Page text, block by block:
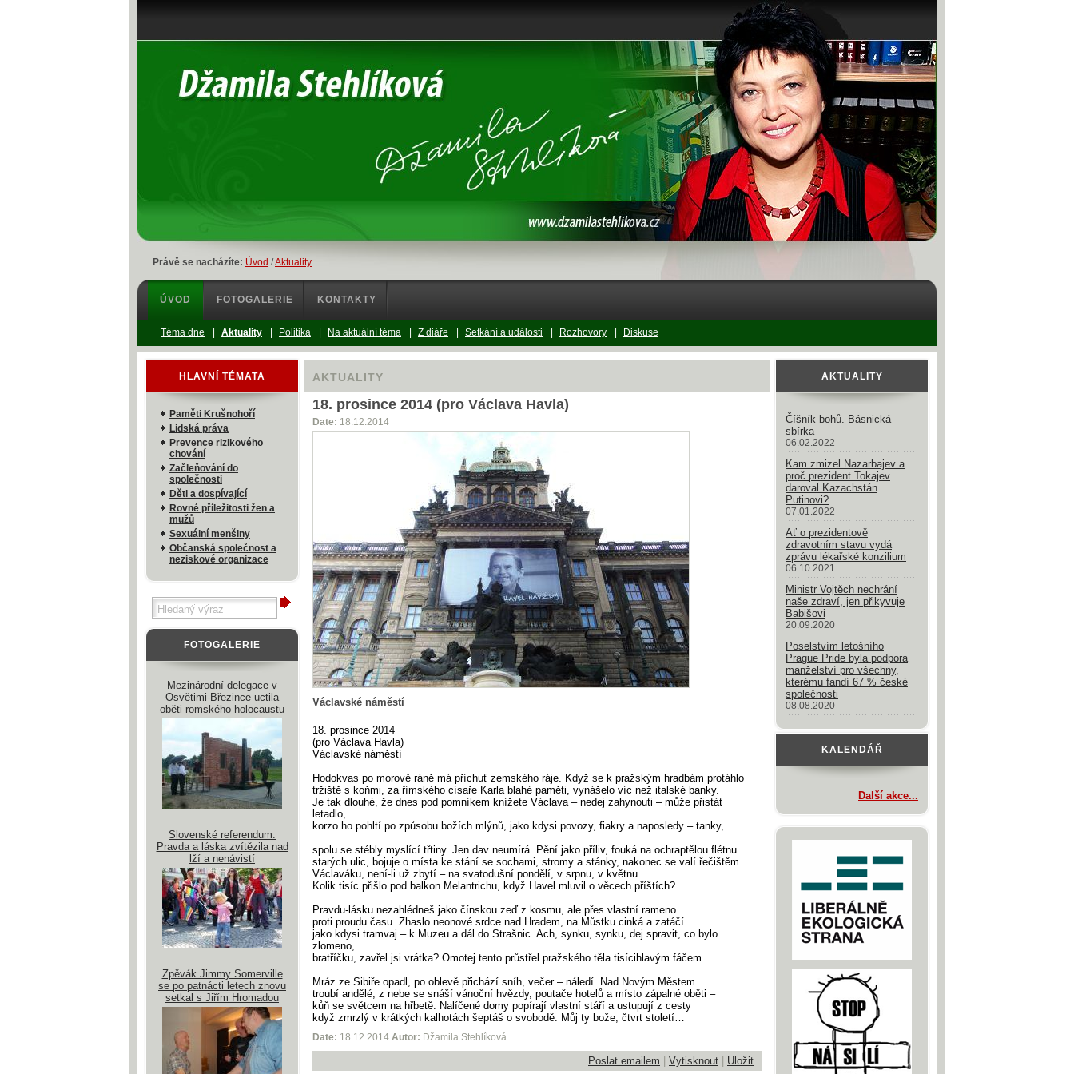
Právě se nacházíte: Úvod /Aktuality
AKTUALITY
18. prosince 2014 (pro Václava Havla)
Date: 18.12.2014
Václavské náměstí
18. prosince 2014
(pro Václava Havla)
Václavské náměstí
Hodokvas po morově ráně má příchuť zemského ráje. Když se k pražským hradbám protáhlo
tržiště s koňmi, za římského císaře Karla blahé paměti, vynášelo víc než italské banky.
Je tak dlouhé, že dnes pod pomníkem knížete Václava – nedej zahynouti – může přistát
letadlo,
korzo ho pohltí po způsobu božích mlýnů, jako kdysi povozy, fiakry a naposledy – tanky,
spolu se stébly myslící třtiny. Jen dav neumírá. Pění jako příliv, fouká na ochraptělou flétnu
starých ulic, bojuje o místa ke stání se sochami, stromy a stánky, nakonec se valí řečištěm
Václaváku, není-li už zbytí – na svatodušní pondělí, v srpnu, v květnu…
Kolik tisíc přišlo pod balkon Melantrichu, když Havel mluvil o věcech příštích?
Pravdu-lásku nezahlédneš jako čínskou zeď z kosmu, ale přes vlastní rameno
proti proudu času. Zhaslo neonové srdce nad Hradem, na Můstku cinká a zatáčí
jako kdysi tramvaj – k Muzeu a dál do Strašnic. Ach, synku, synku, dej spravit, co bylo
zlomeno,
bratříčku, zavřel jsi vrátka? Omotej tento průstřel pražského těla tisícihlavým fáčem.
Mráz ze Sibiře opadl, po oblevě přichází sníh, večer – náledí. Nad Novým Městem
troubí andělé, z nebe se snáší vánoční hvězdy, poutače hotelů a místo zápalné oběti –
kůň se světcem na hřbetě. Nalíčené domy popírají vlastní stáří a ustupují z cesty
když zmrzlý v krátkých kalhotách šeptáš o svobodě: Můj ty bože, čtvrt století…
Date: 18.12.2014 Autor: Džamila Stehlíková
Poslat emailem Vytisknout Uložit
HLAVNÍ TÉMATA
Paměti Krušnohoří
Lidská práva
Prevence rizikového
chování
Začleňování do
společnosti
Děti a dospívající
Rovné příležitosti žen a
mužů
Sexuální menšiny
Občanská společnost a
neziskové organizace
FOTOGALERIE
Mezinárodní delegace v
Osvětimi-Březince uctila
oběti romského holocaustu
Slovenské referendum:
Pravda a láska zvítězila nad
lží a nenávistí
Zpěvák Jimmy Somerville
se po patnácti letech znovu
setkal s Jiřím Hromadou
AKTUALITY
Číšník bohů. Básnická
sbírka
06.02.2022
Kam zmizel Nazarbajev a
proč prezident Tokajev
daroval Kazachstán
Putinovi?
07.01.2022
Ať o prezidentově
zdravotním stavu vydá
zprávu lékařské konzilium
06.10.2021
Ministr Vojtěch nechrání
naše zdraví, jen přikyvuje
Babišovi
20.09.2020
Poselstvím letošního
Prague Pride byla podpora
manželství pro všechny,
kterému fandí 67 % české
společnosti
08.08.2020
KALENDÁŘ
Další akce...
ÚVOD FOTOGALERIE KONTAKTY
Téma dne Aktuality Politika Na aktuální téma Z diáře Setkání a události Rozhovory Diskuse